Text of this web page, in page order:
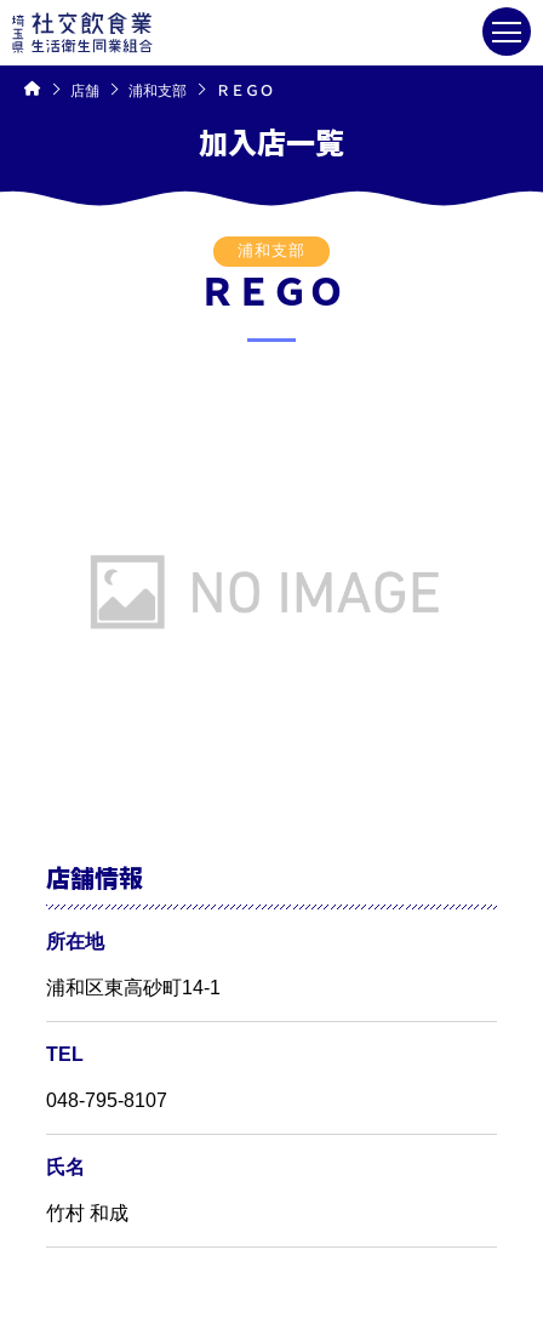
へ
店舗 浦和支部 ＲＥＧＯ
加入店一覧
浦和支部
ＲＥＧＯ
店舗情報
所在地
浦和区東高砂町14-1
TEL
048-795-8107
氏名
竹村 和成